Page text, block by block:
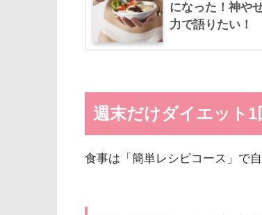
になった！神や
力で語りたい！
週末だけダイエット1
食事は「簡単レシピコース」で